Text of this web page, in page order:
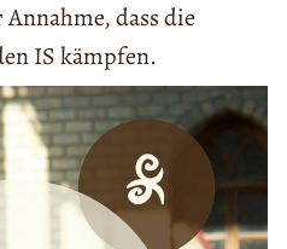
dass die
IS kämpfen.